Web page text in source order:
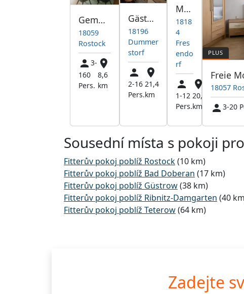
Gemütliche Wohnung Rostock
18059
Rostock
3-
160
Pers.
8,6
km
Gästehaus GFA Dummerstorf
18196
Dummer
storf
2-16
Pers.
21,4
km
Monteurzimmer
1818
4
Fres
endo
rf
1-12
Pers.
20,1
km
18057
3-20
Sousední místa s pokoji
Fitterův pokoj poblíž Rostock(10 km)
Fitterův pokoj poblíž Bad Doberan (17 km)
Fitterův pokoj poblíž Güstrow(38 km)
Fitterův pokoj poblíž Ribnitz-Damgarten (40
Fitterův pokoj poblíž Teterow(64 km)
Zadejte